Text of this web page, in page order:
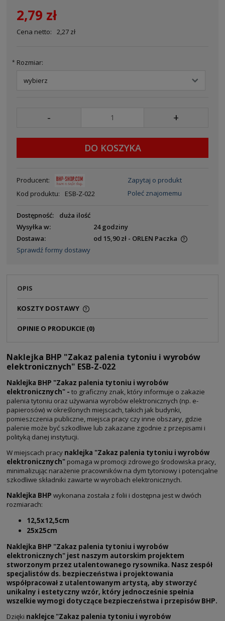
2,79 zł
Cena netto: 2,27 zł
* Rozmiar:
- +
DO KOSZYKA
Producent:
Kod produktu:
ESB-Z-022
Zapytaj o produkt
Poleć znajomemu
Dostępność:
duża ilość
Wysyłka w:
24 godziny
Dostawa:
od 15,90 zł - ORLEN Paczka
Sprawdź formy dostawy
OPIS
KOSZTY DOSTAWY
OPINIE O PRODUKCIE (0)
Naklejka BHP "Zakaz palenia tytoniu i wyrobów
elektronicznych" ESB-Z-022
Naklejka BHP "Zakaz palenia tytoniu i wyrobów
elektronicznych" - to graficzny znak, który informuje o zakazie
palenia tytoniu oraz używania wyrobów elektronicznych (np. e-
papierosów) w określonych miejscach, takich jak budynki,
pomieszczenia publiczne, miejsca pracy czy inne obszary, gdzie
palenie może być szkodliwe lub zakazane zgodnie z przepisami i
polityką danej instytucji.
W miejscach pracy naklejka "Zakaz palenia tytoniu i wyrobów
elektronicznych" pomaga w promocji zdrowego środowiska pracy,
minimalizując narażenie pracowników na dym tytoniowy i potencjalne
szkodliwe składniki zawarte w wyrobach elektronicznych.
Naklejka BHP wykonana została z folii i dostępna jest w dwóch
rozmiarach:
12,5x12,5cm
25x25cm
Naklejka BHP "Zakaz palenia tytoniu i wyrobów
elektronicznych" jest naszym autorskim projektem
stworzonym przez utalentowanego rysownika. Nasz zespół
specjalistów ds. bezpieczeństwa i projektowania
współpracował z utalentowanym artystą, aby stworzyć
unikalny i estetyczny wzór, który jednocześnie spełnia
wszelkie wymogi dotyczące bezpieczeństwa i przepisów BHP.
Dzięki naklejce "Zakaz palenia tytoniu i wyrobów